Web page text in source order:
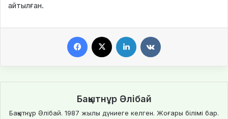
айтылған.
Бақытнұр Әлібай
Бақытнұр Әлібай. 1987 жылы дүниеге келген. Жоғары білімі бар.